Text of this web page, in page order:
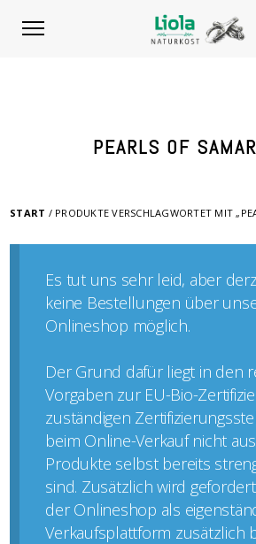
PEARLS OF
START / PRODUKTE VERSCHLAGWORTET MIT
Es tut uns sehr leid, aber
keine Bestellungen über
Onlineshop möglich.
Der Grund dafür liegt in den
Vorgaben zur EU-Bio-
zuständigen
beim Online-Verkauf nicht
Produkte selbst bereits
sind. Zusätzlich wird
der Onlineshop als
Verkaufsplattform zusätzlich